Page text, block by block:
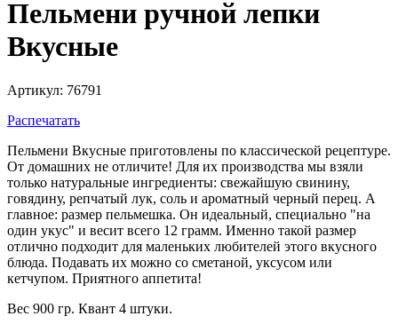
Пельмени ручной лепки
Вкусные
Артикул: 76791
Распечатать
Пельмени Вкусные приготовлены по классической рецептуре.
От домашних не отличите! Для их производства мы взяли
только натуральные ингредиенты: свежайшую свинину,
говядину, репчатый лук, соль и ароматный черный перец. А
главное: размер пельмешка. Он идеальный, специально "на
один укус" и весит всего 12 грамм. Именно такой размер
отлично подходит для маленьких любителей этого вкусного
блюда. Подавать их можно со сметаной, уксусом или
кетчупом. Приятного аппетита!
Вес 900 гр. Квант 4 штуки.